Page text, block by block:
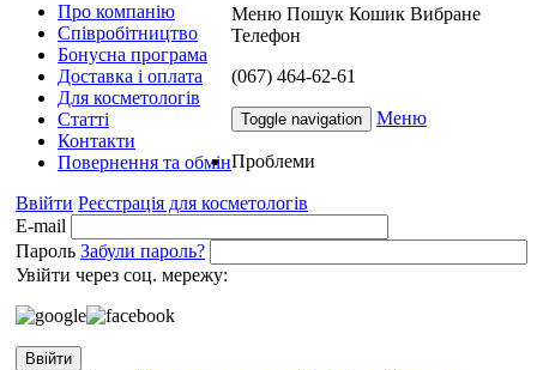
Про компанію
Співробітництво
Бонусна програма
Доставка і оплата
Для косметологів
Статті
Контакти
Повернення та обмін
Ввійти Реєстрація для косметологів
E-mail
Пароль Забули пароль?
Увійти через соц. мережу:
Ввійти
Меню Пошук Кошик Вибране
Телефон
(067) 464-62-61
Toggle navigation Меню
Проблеми